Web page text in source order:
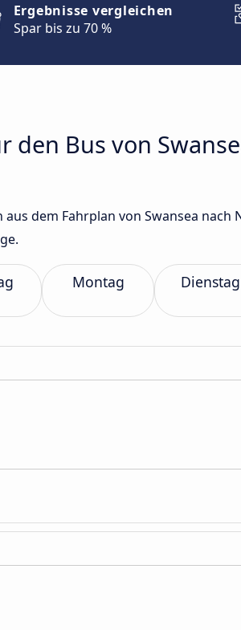
Ergebnisse vergleichen
Spar bis zu 70 %
den Bus von
dem Fahrplan von Swansea nach
Montag Dienstag